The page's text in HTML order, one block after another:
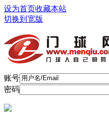
设为首页收藏本站
切换到宽版
账号
密码